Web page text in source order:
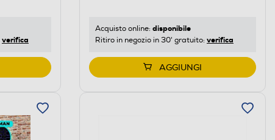
verifica
Acquisto online: disponibile
Ritiro in negozio in 30' gratuito: verifica
AGGIUNGI